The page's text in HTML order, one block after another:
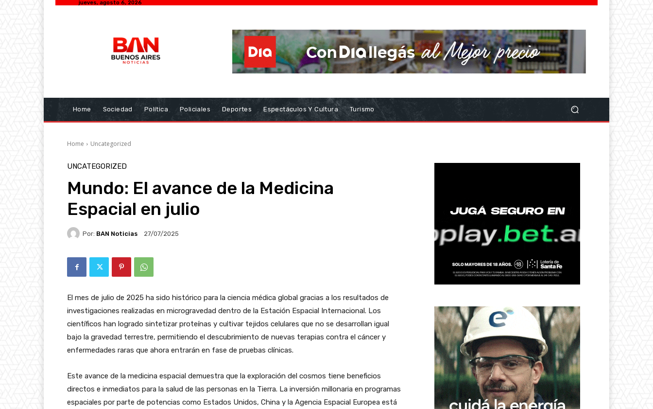
jueves, agosto 6, 2026
Home Sociedad Política Policiales Deportes Espectáculos Y Cultura Turismo
Home Uncategorized
UNCATEGORIZED
Mundo: El avance de la Medicina
Espacial en julio
Por: BAN Noticias 27/07/2025
El mes de julio de 2025 ha sido histórico para la ciencia médica global gracias a los resultados de
investigaciones realizadas en microgravedad dentro de la Estación Espacial Internacional. Los
científicos han logrado sintetizar proteínas y cultivar tejidos celulares que no se desarrollan igual
bajo la gravedad terrestre, permitiendo el descubrimiento de nuevas terapias contra el cáncer y
enfermedades raras que ahora entrarán en fase de pruebas clínicas.
Este avance de la medicina espacial demuestra que la exploración del cosmos tiene beneficios
directos e inmediatos para la salud de las personas en la Tierra. La inversión millonaria en programas
espaciales por parte de potencias como Estados Unidos, China y la Agencia Espacial Europea está